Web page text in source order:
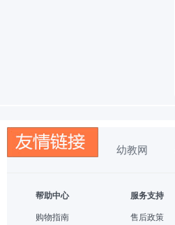
幼教网
帮助中心
购物指南
服务支持
售后政策